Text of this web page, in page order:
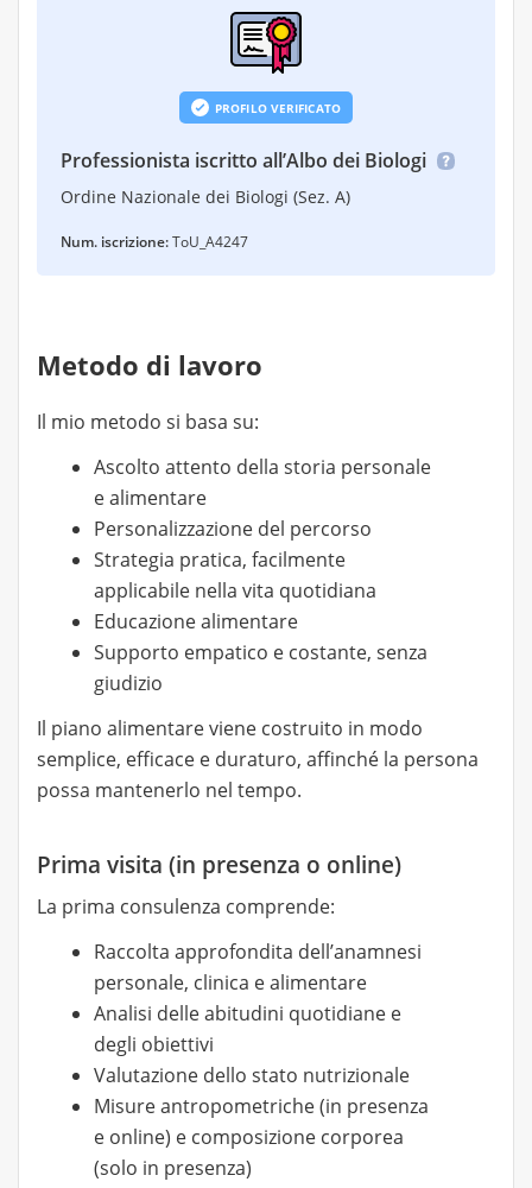
PROFILO VERIFICATO
Professionista iscritto all’Albo dei Biologi
Ordine Nazionale dei Biologi (Sez. A)
Num. iscrizione:ToU_A4247
Metodo di lavoro
Il mio metodo si basa su:
Ascolto attento della storia personale
e alimentare
Personalizzazione del percorso
Strategia pratica, facilmente
applicabile nella vita quotidiana
Educazione alimentare
Supporto empatico e costante, senza
giudizio
Il piano alimentare viene costruito in modo
semplice, efficace e duraturo, affinché la persona
possa mantenerlo nel tempo.
Prima visita (in presenza o online)
La prima consulenza comprende:
Raccolta approfondita dell’anamnesi
personale, clinica e alimentare
Analisi delle abitudini quotidiane e
degli obiettivi
Valutazione dello stato nutrizionale
Misure antropometriche (in presenza
e online) e composizione corporea
(solo in presenza)